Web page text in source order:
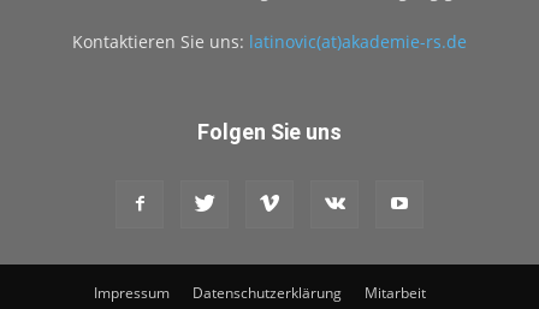
Kontaktieren Sie uns: latinovic(at)akademie-rs.de
Folgen Sie uns
Impressum Datenschutzerklärung
Mitarbeit